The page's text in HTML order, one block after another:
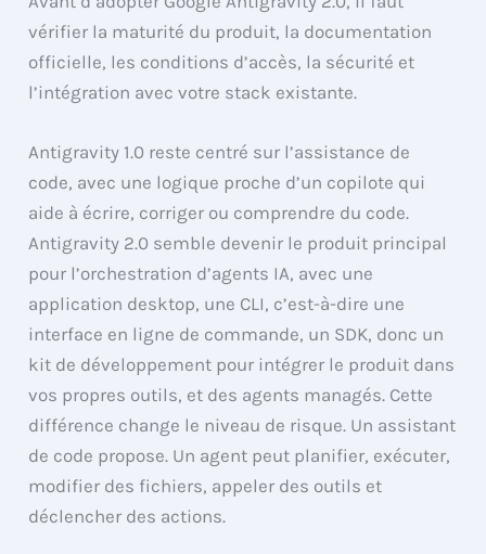
vérifier la maturité du produit, la documentation
officielle, les conditions d’accès, la sécurité et
l’intégration avec votre stack existante.
Antigravity 1.0 reste centré sur l’assistance de
code, avec une logique proche d’un copilote qui
aide à écrire, corriger ou comprendre du code.
Antigravity 2.0 semble devenir le produit principal
pour l’orchestration d’agents IA, avec une
application desktop, une CLI, c’est-à-dire une
interface en ligne de commande, un SDK, donc un
kit de développement pour intégrer le produit dans
vos propres outils, et des agents managés. Cette
différence change le niveau de risque. Un assistant
de code propose. Un agent peut planifier, exécuter,
modifier des fichiers, appeler des outils et
déclencher des actions.